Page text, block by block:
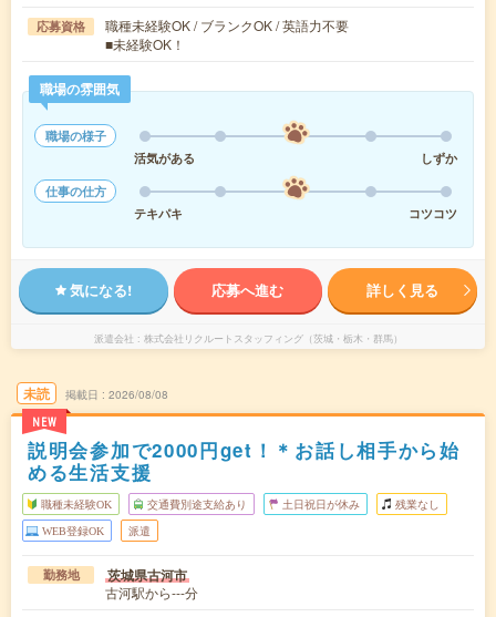
応募資格
職種未経験OK / ブランクOK / 英語力不要
■未経験OK！
職場の雰囲気
職場の様子
活気がある
しずか
仕事の仕方
テキパキ
コツコツ
気になる! 応募へ進む 詳しく見る
派遣会社 株式会社リクルートスタッフィング（茨城・栃木・群馬）
未読
NEW
掲載日 2026/08/08
説明会参加で2000円get！＊お話し相手から始
める生活支援
職種未経験OK 交通費別途支給あり 土日祝日が休み 残業なし
WEB登録OK 派遣
勤務地 茨城県古河市
古河駅から---分